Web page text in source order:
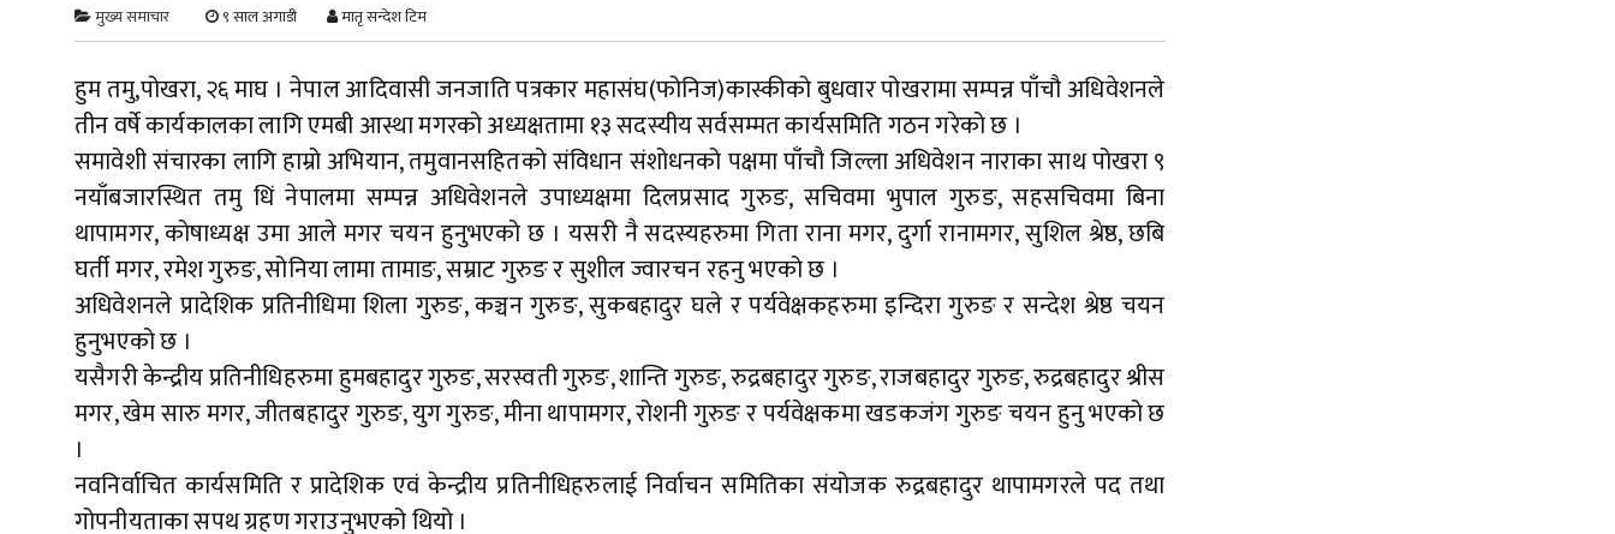
मुख्य समाचार ९ साल अगाडी मातृ सन्देश टिम
हुम तमु,पोखरा, २६ माघ । नेपाल आदिवासी जनजाति पत्रकार महासंघ(फोनिज)कास्कीको बुधवार पोखरामा सम्पन्न पाँचौ अधिवेशनले
तीन वर्षे कार्यकालका लागि एमबी आस्था मगरको अध्यक्षतामा १३ सदस्यीय सर्वसम्मत कार्यसमिति गठन गरेको छ ।
समावेशी संचारका लागि हाम्रो अभियान, तमुवानसहितको संविधान संशोधनको पक्षमा पाँचौ जिल्ला अधिवेशन नाराका साथ पोखरा ९
नयाँबजारस्थित तमु धिं नेपालमा सम्पन्न अधिवेशनले उपाध्यक्षमा दिलप्रसाद गुरुङ, सचिवमा भुपाल गुरुङ, सहसचिवमा बिना
थापामगर, कोषाध्यक्ष उमा आले मगर चयन हुनुभएको छ । यसरी नै सदस्यहरुमा गिता राना मगर, दुर्गा रानामगर, सुशिल श्रेष्ठ, छबि
घर्ती मगर, रमेश गुरुङ, सोनिया लामा तामाङ, सम्राट गुरुङ र सुशील ज्वारचन रहनु भएको छ ।
अधिवेशनले प्रादेशिक प्रतिनीधिमा शिला गुरुङ, कञ्चन गुरुङ, सुकबहादुर घले र पर्यवेक्षकहरुमा इन्दिरा गुरुङ र सन्देश श्रेष्ठ चयन
हुनुभएको छ ।
यसैगरी केन्द्रीय प्रतिनीधिहरुमा हुमबहादुर गुरुङ, सरस्वती गुरुङ, शान्ति गुरुङ, रुद्रबहादुर गुरुङ, राजबहादुर गुरुङ, रुद्रबहादुर श्रीस
मगर, खेम सारु मगर, जीतबहादुर गुरुङ, युग गुरुङ, मीना थापामगर, रोशनी गुरुङ र पर्यवेक्षकमा खडकजंग गुरुङ चयन हुनु भएको छ
।
नवनिर्वाचित कार्यसमिति र प्रादेशिक एवं केन्द्रीय प्रतिनीधिहरुलाई निर्वाचन समितिका संयोजक रुद्रबहादुर थापामगरले पद तथा
गोपनीयताका सपथ ग्रहण गराउनुभएको थियो ।